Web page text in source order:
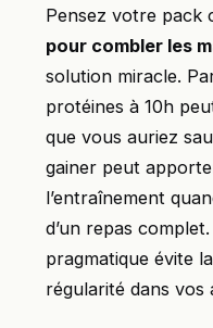
Pensez votre pack
pour combler les
solution miracle.
protéines à 10h
que vous auriez
gainer peut
l’entraînement
d’un repas
pragmatique évite
régularité dans vos